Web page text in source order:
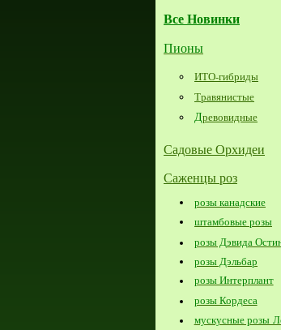
Все Новинки
Пионы
ИТО-гибриды
Травянистые
Древовидные
Садовые Орхидеи
Саженцы роз
розы канадские
штамбовые розы
розы Дэвида
розы Дэльбар
розы Интерплант
розы Кордеса
мускусные розы